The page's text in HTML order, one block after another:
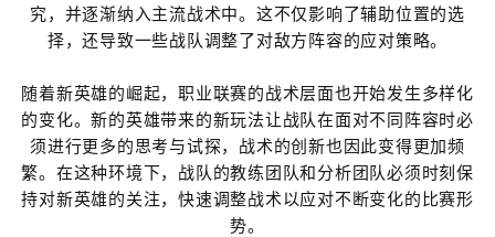
究，并逐渐纳入主流战术中。这不仅影响了辅助位置的选
择，还导致一些战队调整了对敌方阵容的应对策略。
随着新英雄的崛起，职业联赛的战术层面也开始发生多样化
的变化。新的英雄带来的新玩法让战队在面对不同阵容时必
须进行更多的思考与试探，战术的创新也因此变得更加频
繁。在这种环境下，战队的教练团队和分析团队必须时刻保
持对新英雄的关注，快速调整战术以应对不断变化的比赛形
势。